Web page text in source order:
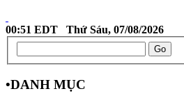
00:51 EDT Thứ Sáu, 07/08/2026
•DANH MỤC